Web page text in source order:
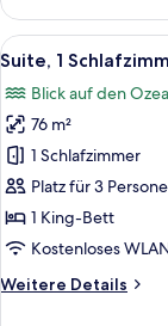
Mehrere
Betten
(Kids
Playground
Access)
Alle
Fotos
für
Suite,
Schlafzimmer,
Balkon,
Meerblick
16
Suite, 1
Blick auf den
76 m²
1 Schlafzimmer
Platz für 3
1 King-Bett
Kostenloses
Weitere Details
Weitere